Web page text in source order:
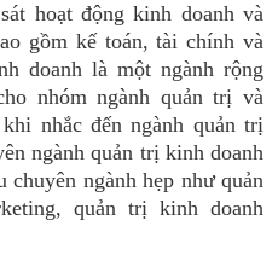
hoạt động kinh doanh và
gồm kế toán, tài chính và
doanh là một ngành rộng
nhóm ngành quản trị và
nhắc đến ngành quản trị
ngành quản trị kinh doanh
chuyên ngành hẹp như quản
quản trị kinh doanh